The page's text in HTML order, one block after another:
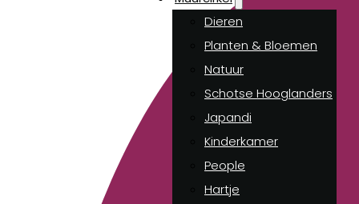
Dieren
Planten & Bloemen
Natuur
Schotse Hooglanders
Japandi
Kinderkamer
People
Hartje